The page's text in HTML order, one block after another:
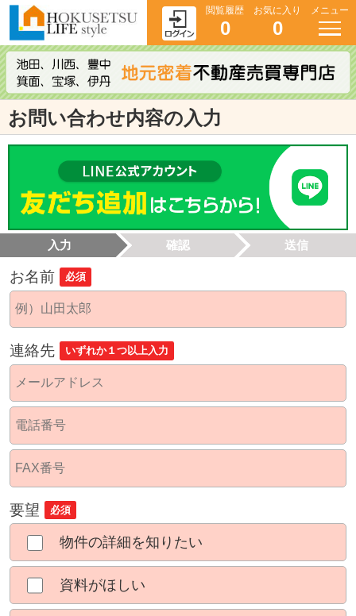
閲覧履歴
0
お気に入り
0
メニュー
お問い合わせ内容の入力
入力 確認 送信
お名前 必須
連絡先 いずれか１つ以上入力
要望 必須
物件の詳細を知りたい
資料がほしい